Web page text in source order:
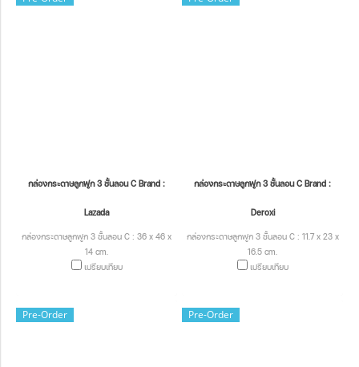
กล่องกระดาษลูกฟูก 3 ชั้นลอน C Brand :
Lazada
กล่องกระดาษลูกฟูก 3 ชั้นลอน C : 36 x 46 x
14 cm.
เปรียบเทียบ
กล่องกระดาษลูกฟูก 3 ชั้นลอน C Brand :
Deroxi
กล่องกระดาษลูกฟูก 3 ชั้นลอน C : 11.7 x 23 x
16.5 cm.
เปรียบเทียบ
Pre-Order Pre-Order